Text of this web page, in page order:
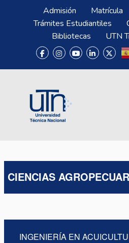
Pasar al contenido principal
Menú SuperiorAdmisión Matrícula
Trámites Estudiantiles
Bibliotecas
UTN
CIENCIAS
INGENIERÍA EN